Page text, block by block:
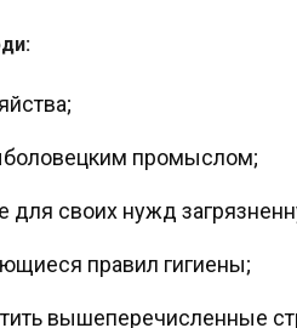
промыслом;
своих нужд
правил гигиены;
вышеперечисленные